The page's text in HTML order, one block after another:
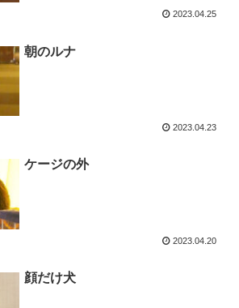
2023.04.25
朝のルナ
2023.04.23
ケージの外
2023.04.20
顔だけ犬